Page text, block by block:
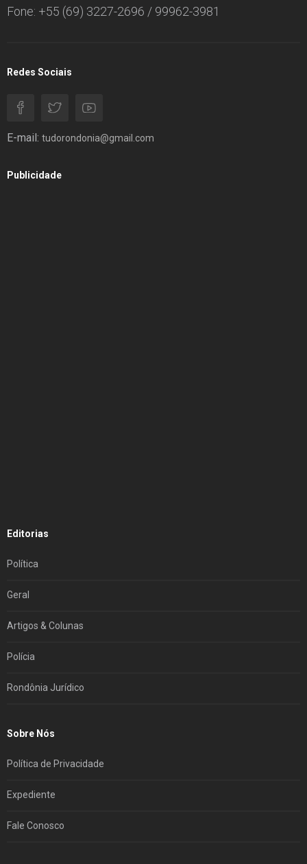
Fone: +55 (69) 3227-2696 / 99962-3981
Redes Sociais
E-mail: tudorondonia@gmail.com
Publicidade
Editorias
Política
Geral
Artigos & Colunas
Polícia
Rondônia Jurídico
Sobre Nós
Política de Privacidade
Expediente
Fale Conosco